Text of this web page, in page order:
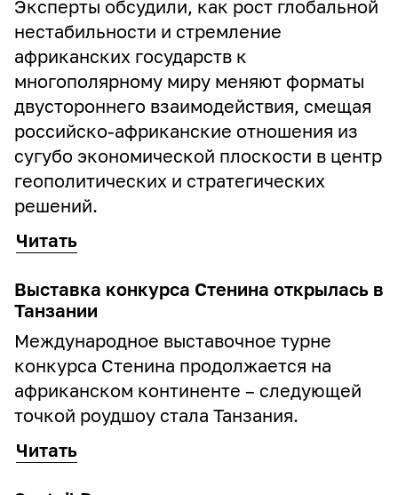
Эксперты обсудили, как рост глобальной
нестабильности и стремление
африканских государств к
многополярному миру меняют форматы
двустороннего взаимодействия, смещая
российско-африканские отношения из
сугубо экономической плоскости в центр
геополитических и стратегических
решений.
Читать
Выставка конкурса Стенина открылась в
Танзании
Международное выставочное турне
конкурса Стенина продолжается на
африканском континенте – следующей
точкой роудшоу стала Танзания.
Читать